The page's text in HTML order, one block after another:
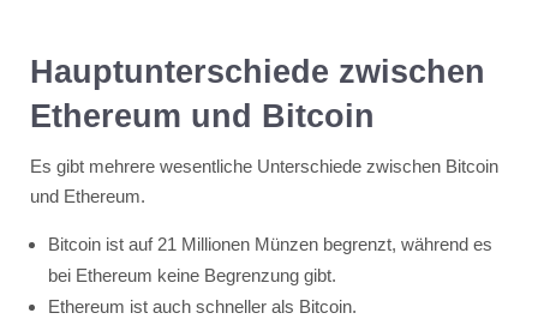
Hauptunterschiede zwischen
Ethereum und Bitcoin
Es gibt mehrere wesentliche Unterschiede zwischen Bitcoin
und Ethereum.
Bitcoin ist auf 21 Millionen Münzen begrenzt, während es
bei Ethereum keine Begrenzung gibt.
Ethereum ist auch schneller als Bitcoin.